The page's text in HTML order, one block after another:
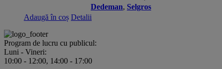
Dedeman, Selgros
Adaugă în coș Detalii
Program de lucru cu publicul:
Luni - Vineri:
10:00 - 12:00, 14:00 - 17:00